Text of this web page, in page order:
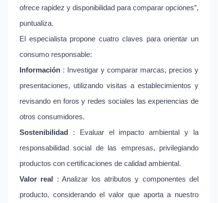
ofrece rapidez y disponibilidad para comparar opciones”,
puntualiza.
El especialista propone cuatro claves para orientar un
consumo responsable:
Información : Investigar y comparar marcas, precios y
presentaciones, utilizando visitas a establecimientos y
revisando en foros y redes sociales las experiencias de
otros consumidores.
Sostenibilidad
: Evaluar el impacto ambiental y la
responsabilidad social de las empresas, privilegiando
productos con certificaciones de calidad ambiental.
Valor real
: Analizar los atributos y componentes del
producto, considerando el valor que aporta a nuestro